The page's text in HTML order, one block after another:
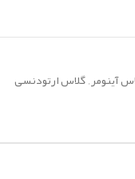
آینومر,گلاس ارتودنسی